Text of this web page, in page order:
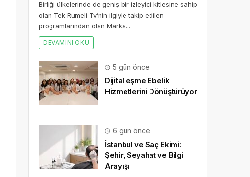
Birliği ülkelerinde de geniş bir izleyici kitlesine sahip
olan Tek Rumeli Tv’nin ilgiyle takip edilen
programlarından olan Marka...
DEVAMINI OKU
5 gün önce
Dijitalleşme Ebelik
Hizmetlerini Dönüştürüyor
6 gün önce
İstanbul ve Saç Ekimi:
Şehir, Seyahat ve Bilgi
Arayışı